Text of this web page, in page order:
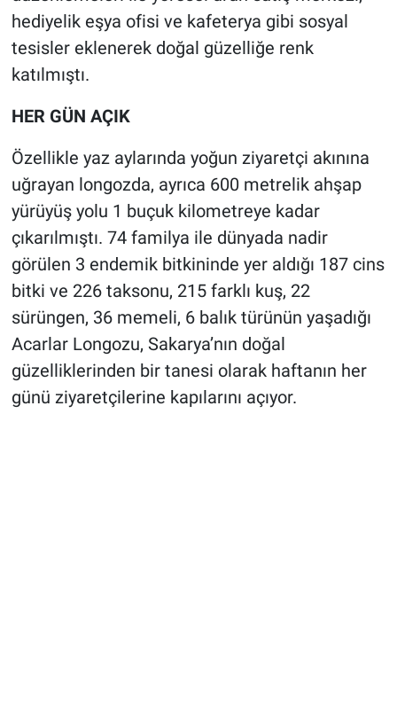
hediyelik eşya ofisi ve kafeterya gibi sosyal
tesisler eklenerek doğal güzelliğe renk
katılmıştı.
HER GÜN AÇIK
Özellikle yaz aylarında yoğun ziyaretçi akınına
uğrayan longozda, ayrıca 600 metrelik ahşap
yürüyüş yolu 1 buçuk kilometreye kadar
çıkarılmıştı. 74 familya ile dünyada nadir
görülen 3 endemik bitkininde yer aldığı 187 cins
bitki ve 226 taksonu, 215 farklı kuş, 22
sürüngen, 36 memeli, 6 balık türünün yaşadığı
Acarlar Longozu, Sakarya’nın doğal
güzelliklerinden bir tanesi olarak haftanın her
günü ziyaretçilerine kapılarını açıyor.